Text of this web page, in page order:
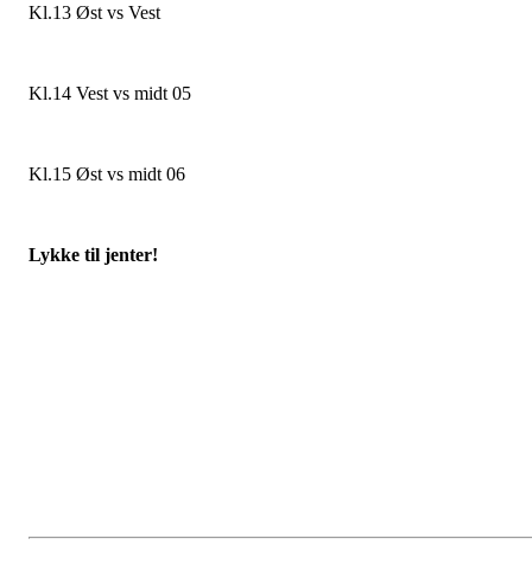
Kl.13 Øst vs Vest
Kl.14 Vest vs midt 05
Kl.15 Øst vs midt 06
Lykke til jenter!